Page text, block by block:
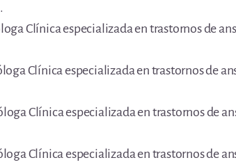
Clínica especializada en trastornos de
Clínica especializada en trastornos de
Clínica especializada en trastornos de
Clínica especializada en trastornos de